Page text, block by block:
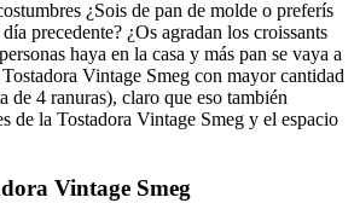
¿Sois de pan de molde o preferís
precedente? ¿Os agradan los croissants
haya en la casa y más pan se vaya a
Vintage Smeg con mayor cantidad
de 4 ranuras), claro que eso también
de la Tostadora Vintage Smeg y el espacio
Vintage Smeg